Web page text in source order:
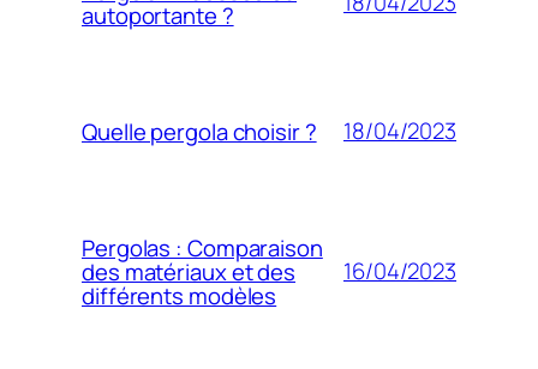
autoportante ?
Quelle pergola choisir ? 18/04/2023
Pergolas : Comparaison
des matériaux et des
différents modèles
16/04/2023